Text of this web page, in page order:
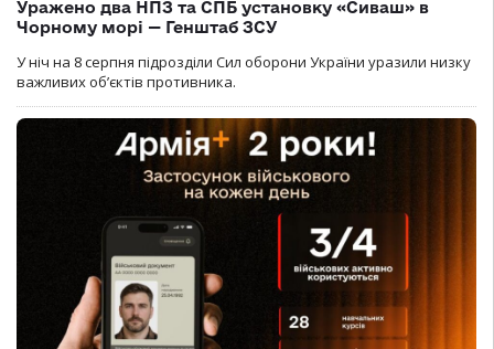
Уражено два НПЗ та СПБ установку «Сиваш» в
Чорному морі — Генштаб ЗСУ
У ніч на 8 серпня підрозділи Сил оборони України уразили низку
важливих об’єктів противника.